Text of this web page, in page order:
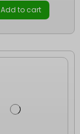
Add to cart